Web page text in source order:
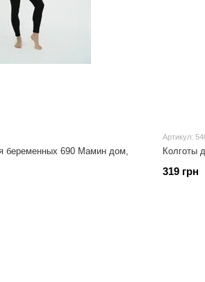
беременных 690 Мамин дом,
Артикул:
Колготы
319 грн